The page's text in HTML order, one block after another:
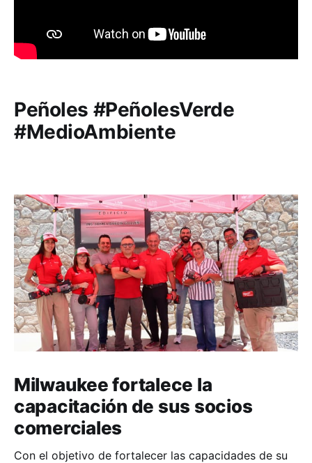
Peñoles #PeñolesVerde
#MedioAmbiente
Milwaukee fortalece la
capacitación de sus socios
comerciales
Con el objetivo de fortalecer las capacidades de su